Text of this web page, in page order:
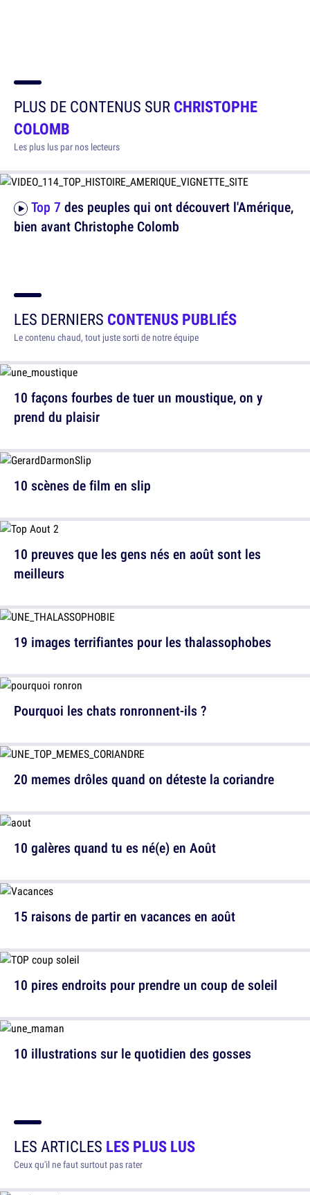
PLUS DE CONTENUS SURCHRISTOPHE
COLOMB
Les plus lus par nos lecteurs
Top 7 des peuples qui ont découvert l'Amérique,
bien avant Christophe Colomb
LES DERNIERS CONTENUS PUBLIÉS
Le contenu chaud, tout juste sorti de notre équipe
10 façons fourbes de tuer un moustique, on y
prend du plaisir
10 preuves que les gens nés en août sont les
meilleurs
Pourquoi les chats ronronnent-ils ?
10 galères quand tu es né(e) en Août
10 pires endroits pour prendre un coup de soleil
10 scènes de film en slip
19 images terrifiantes pour les thalassophobes
20 memes drôles quand on déteste la coriandre
15 raisons de partir en vacances en août
10 illustrations sur le quotidien des gosses
LES ARTICLES LES PLUS LUS
Ceux qu'il ne faut surtout pas rater